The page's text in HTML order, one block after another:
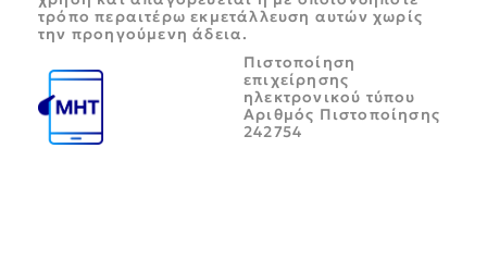
τρόπο περαιτέρω εκμετάλλευση αυτών χωρίς
την προηγούμενη άδεια.
Πιστοποίηση
επιχείρησης
ηλεκτρονικού τύπου
Αριθμός Πιστοποίησης
242754